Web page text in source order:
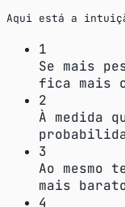
Aqui está a
1
Se mais
fica mais
2
À medida
3
Ao mesmo
mais
4